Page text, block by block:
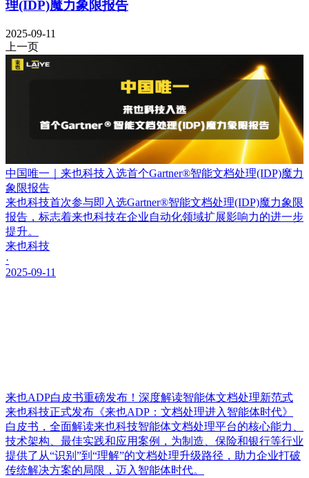
理(IDP)魔力象限报告
2025-09-11
上一页
中国唯一｜来也科技入选首个Gartner®智能文档处理(IDP)魔力
象限报告
来也科技首次参与即入选Gartner®智能文档处理(IDP)魔力象限
报告，标志着来也科技在企业自动化领域扩展影响力的进一步
提升。
来也科技
·
2025-09-11
来也ADP白皮书重磅发布！深度解读智能体文档处理新范式
来也科技正式发布《来也ADP：文档处理进入智能体时代》
白皮书，全面解读来也科技智能体文档处理平台的核心能力、
技术架构、最佳实践和应用案例，为制造、保险和银行等行业
提供了从“识别”到“理解”的文档处理升级路径，助力企业打破
传统解决方案的局限，迈入智能体时代。